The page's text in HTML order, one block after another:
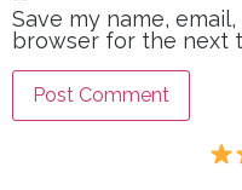
Save my name,
browser for the next